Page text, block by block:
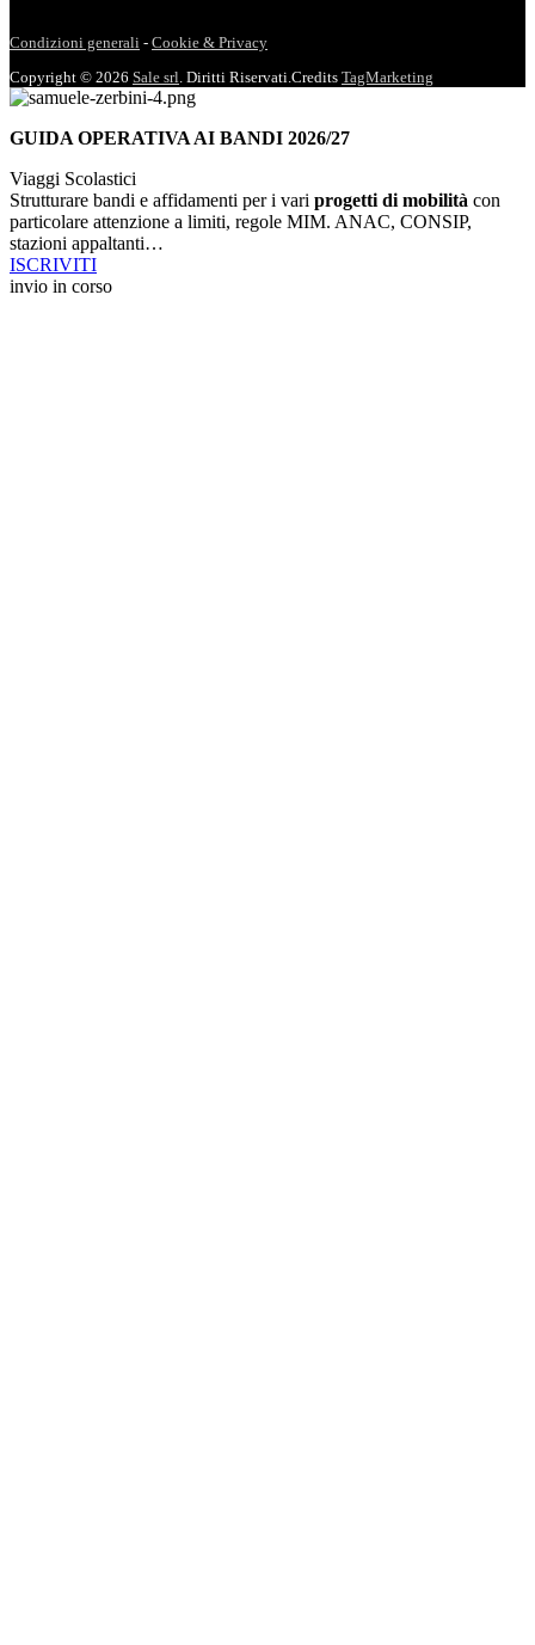
Condizioni generali - Cookie & Privacy
Copyright © 2026 Sale srl . Diritti Riservati. Credits TagMarketing
GUIDA OPERATIVA AI BANDI 2026/27
Viaggi Scolastici
Strutturare bandi e affidamenti per i vari progetti di mobilità con
particolare attenzione a limiti, regole MIM. ANAC, CONSIP,
stazioni appaltanti…
ISCRIVITI
invio in corso